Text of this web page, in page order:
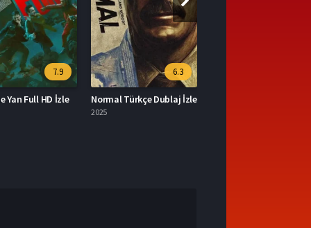
6.3
Türkçe Dublaj İzle
6.7
Mortal Kombat II Türkçe Dublaj İzle
2026